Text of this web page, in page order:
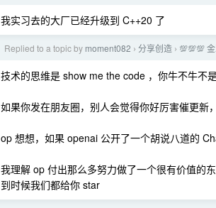
我实习去的大厂已经升级到 C++20 了
Replied to a topic by moment082 › 分享创造 › 💯💯💯
技术的思维是 show me the code ，你牛不牛不
如果你发在朋友圈，别人会觉得你好厉害催更新
op 想想，如果 openai 公开了一个胡说八道的
我理解 op 付出那么多努力做了一个很有价值的
到时候我们都给你 star